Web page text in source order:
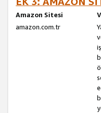
Amazon Sitesi
amazon.com.tr